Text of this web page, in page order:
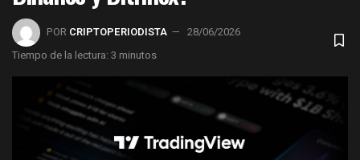
POR CRIPTOPERIODISTA
28/06/2026
Tiempo de la lectura: 3 minutos